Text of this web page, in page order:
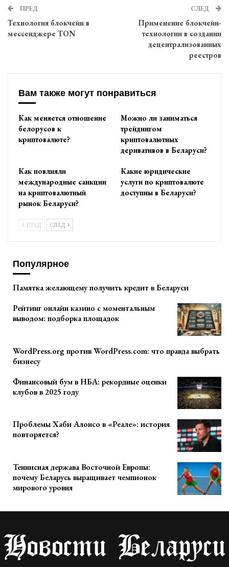
ПРЕД
Технология блокчейн в
мессенджере TON
СЛЕД
Применение блокчейн-
технологии в создании
децентрализованных
реестров
Вам также могут понравиться
Как меняется отношение
белорусов к
криптовалюте?
Можно ли заниматься
трейдингом
криптовалютных
деривативов в Беларуси?
Как повлияли
международные санкции
на криптовалютный
рынок Беларуси?
Какие юридические
услуги по криптовалюте
доступны в Беларуси?
ПРЕД СЛЕД
Популярное
Памятка желающему получить кредит в Беларуси
Рейтинг онлайн казино с моментальным
выводом: подборка площадок
WordPress.org против WordPress.com: что правда выбрать
бизнесу
Финансовый бум в НБА: рекордные оценки
клубов в 2025 году
Проблемы Хаби Алонсо в «Реале»: история
повторяется?
Теннисная держава Восточной Европы:
почему Беларусь выращивает чемпионок
мирового уровня